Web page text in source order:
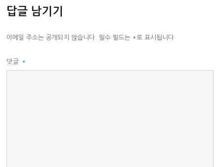
답글 남기기
이메일 주소는 공개되지 않습니다. 필수 필드는 * 로 표시됩니다
댓글 *